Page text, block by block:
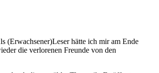
(Erwachsener)Leser hätte ich mir am Ende
die verlorenen Freunde von den